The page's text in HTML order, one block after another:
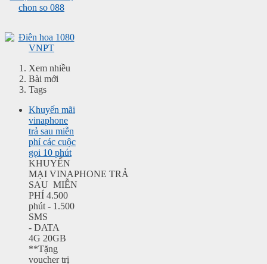
Xem nhiều
Bài mới
Tags
Khuyến mãi
vinaphone
trả sau miễn
phí các cuộc
gọi 10 phút
KHUYẾN
MẠI VINAPHONE TRẢ
SAU MIỄN
PHÍ 4.500
phút - 1.500
SMS
- DATA
4G 20GB
**Tặng
voucher trị